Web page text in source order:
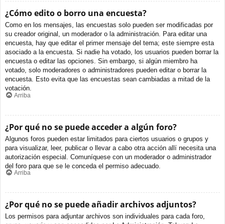
¿Cómo edito o borro una encuesta?
Como en los mensajes, las encuestas solo pueden ser modificadas por
su creador original, un moderador o la administración. Para editar una
encuesta, hay que editar el primer mensaje del tema; este siempre esta
asociado a la encuesta. Si nadie ha votado, los usuarios pueden borrar la
encuesta o editar las opciones. Sin embargo, si algún miembro ha
votado, solo moderadores o administradores pueden editar o borrar la
encuesta. Esto evita que las encuestas sean cambiadas a mitad de la
votación.
Arriba
¿Por qué no se puede acceder a algún foro?
Algunos foros pueden estar limitados para ciertos usuarios o grupos y
para visualizar, leer, publicar o llevar a cabo otra acción allí necesita una
autorización especial. Comuníquese con un moderador o administrador
del foro para que se le conceda el permiso adecuado.
Arriba
¿Por qué no se puede añadir archivos adjuntos?
Los permisos para adjuntar archivos son individuales para cada foro,